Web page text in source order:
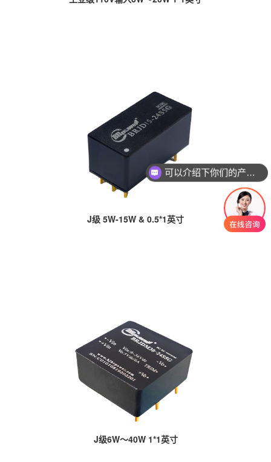
J级 5W-15W & 0.5*1英寸
J级6W～40W 1*1英寸
可以介绍下你们的产品么